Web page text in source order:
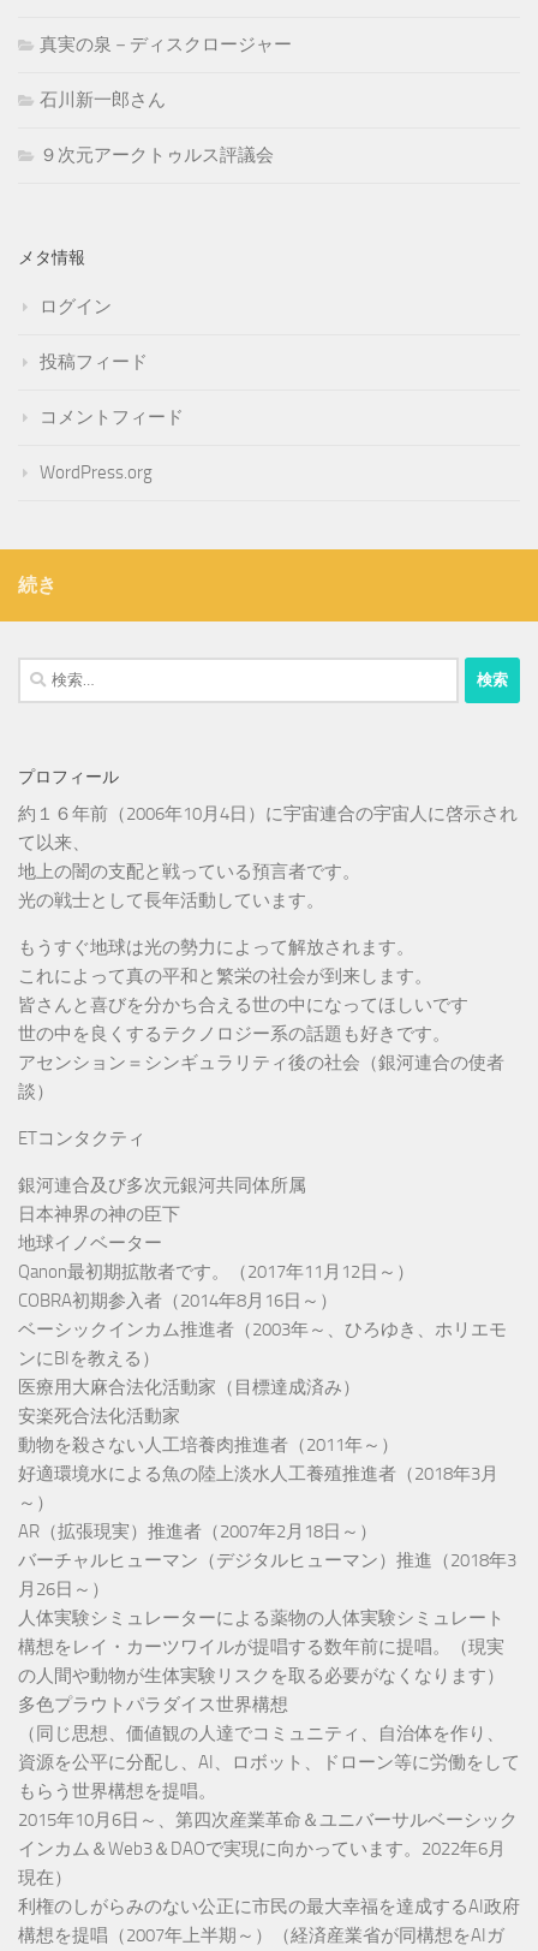
真実の泉－ディスクロージャー
石川新一郎さん
９次元アークトゥルス評議会
メタ情報
ログイン
投稿フィード
コメントフィード
WordPress.org
続き
検
索:
プロフィール
約１６年前（2006年10月4日）に宇宙連合の宇宙人に啓示され
て以来、
地上の闇の支配と戦っている預言者です。
光の戦士として長年活動しています。
もうすぐ地球は光の勢力によって解放されます。
これによって真の平和と繁栄の社会が到来します。
皆さんと喜びを分かち合える世の中になってほしいです
世の中を良くするテクノロジー系の話題も好きです。
アセンション＝シンギュラリティ後の社会（銀河連合の使者
談）
ETコンタクティ
銀河連合及び多次元銀河共同体所属
日本神界の神の臣下
地球イノベーター
Qanon最初期拡散者です。（2017年11月12日～）
COBRA初期参入者（2014年8月16日～）
ベーシックインカム推進者（2003年～、ひろゆき、ホリエモ
ンにBIを教える）
医療用大麻合法化活動家（目標達成済み）
安楽死合法化活動家
動物を殺さない人工培養肉推進者（2011年～）
好適環境水による魚の陸上淡水人工養殖推進者（2018年3月
～）
AR（拡張現実）推進者（2007年2月18日～）
バーチャルヒューマン（デジタルヒューマン）推進（2018年3
月26日～）
人体実験シミュレーターによる薬物の人体実験シミュレート
構想をレイ・カーツワイルが提唱する数年前に提唱。（現実
の人間や動物が生体実験リスクを取る必要がなくなります）
多色プラウトパラダイス世界構想
（同じ思想、価値観の人達でコミュニティ、自治体を作り、
資源を公平に分配し、AI、ロボット、ドローン等に労働をして
もらう世界構想を提唱。
2015年10月6日～、第四次産業革命＆ユニバーサルベーシック
インカム＆Web3＆DAOで実現に向かっています。2022年6月
現在）
利権のしがらみのない公正に市民の最大幸福を達成するAI政府
構想を提唱（2007年上半期～）（経済産業省が同構想をAIガ